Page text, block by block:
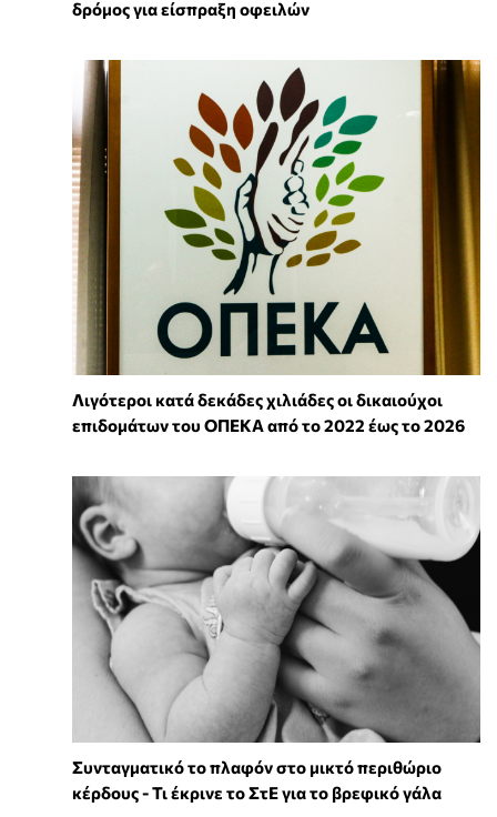
δρόμος για είσπραξη οφειλών
Λιγότεροι κατά δεκάδες χιλιάδες οι δικαιούχοι
επιδομάτων του ΟΠΕΚΑ από το 2022 έως το 2026
Συνταγματικό το πλαφόν στο μικτό περιθώριο
κέρδους - Τι έκρινε το ΣτΕ για το βρεφικό γάλα